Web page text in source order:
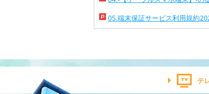
05.端末保証サービス利用規約
テ